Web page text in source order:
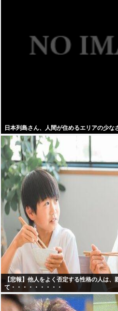
日本列島さん、人間が住めるエリアの少な
【悲報】他人をよく否定する性格の人は
て・・・・・・・・・